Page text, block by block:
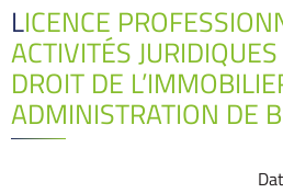
LICENCE PROFESSIONNELLE –
ACTIVITÉS
DROIT DE
ADMINISTRATION DE